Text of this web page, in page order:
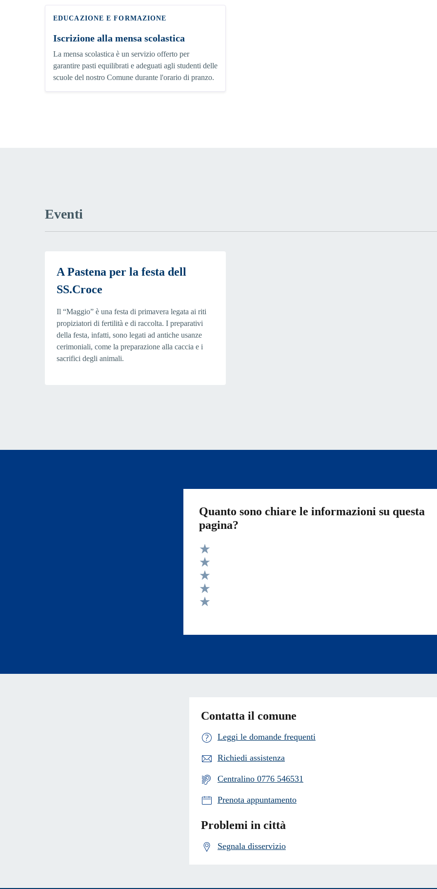
EDUCAZIONE E FORMAZIONE
Iscrizione alla mensa scolastica
La mensa scolastica è un servizio offerto per
garantire pasti equilibrati e adeguati agli studenti delle
scuole del nostro Comune durante l'orario di pranzo.
Eventi
A Pastena per la festa dell
SS.Croce
Il “Maggio” è una festa di primavera legata ai riti
propiziatori di fertilità e di raccolta. I preparativi
della festa, infatti, sono legati ad antiche usanze
cerimoniali, come la preparazione alla caccia e i
sacrifici degli animali.
Quanto sono chiare le informazioni su questa
pagina?
Valuta 5 stelle su 5
Valuta 4 stelle su 5
Valuta 3 stelle su 5
Valuta 2 stelle su 5
Contatta il comune
Leggi le domande frequenti
Richiedi assistenza
Centralino 0776 546531
Prenota appuntamento
Problemi in città
Segnala disservizio